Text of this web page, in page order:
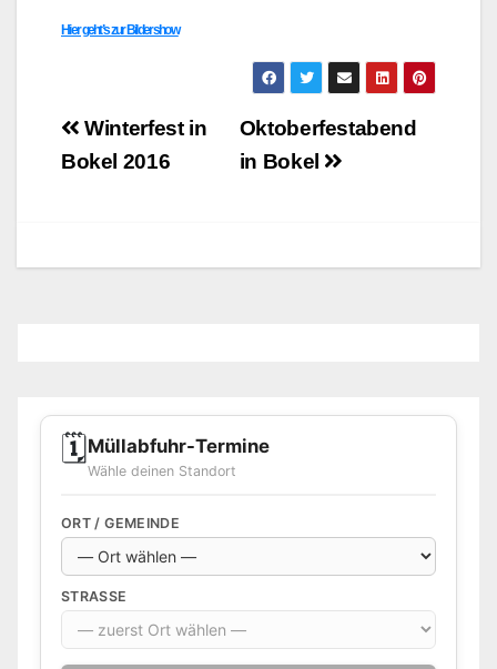
Hier geht’s zur Bildershow
BeitragsnavigationOktoberfestabend
in Bokel
Winterfest in
Bokel 2016
🗓️Müllabfuhr-Termine
Wähle deinen Standort
ORT / GEMEINDE
STRASSE